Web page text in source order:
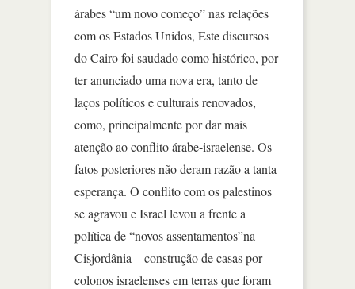
árabes “um novo começo” nas relações
com os Estados Unidos, Este discursos
do Cairo foi saudado como histórico, por
ter anunciado uma nova era, tanto de
laços políticos e culturais renovados,
como, principalmente por dar mais
atenção ao conflito árabe-israelense. Os
fatos posteriores não deram razão a tanta
esperança. O conflito com os palestinos
se agravou e Israel levou a frente a
política de “novos assentamentos”na
Cisjordânia – construção de casas por
colonos israelenses em terras que foram